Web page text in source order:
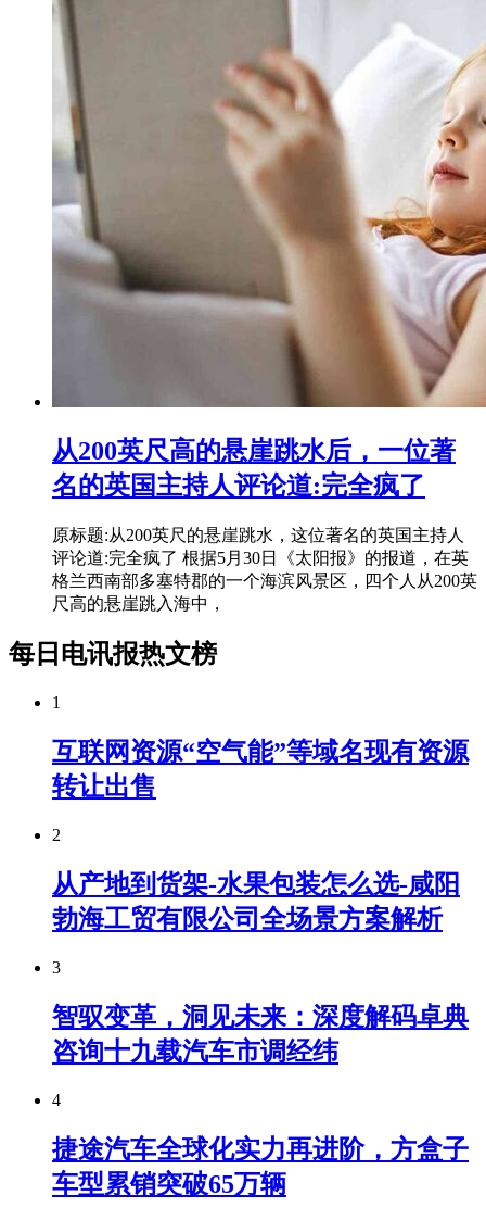
从200英尺高的悬崖跳水后，一位著
名的英国主持人评论道:完全疯了
原标题:从200英尺的悬崖跳水，这位著名的英国主持人
评论道:完全疯了 根据5月30日《太阳报》的报道，在英
格兰西南部多塞特郡的一个海滨风景区，四个人从200英
尺高的悬崖跳入海中，
每日电讯报热文榜
1
互联网资源“空气能”等域名现有资源
转让出售
2
从产地到货架-水果包装怎么选-咸阳
勃海工贸有限公司全场景方案解析
3
智驭变革，洞见未来：深度解码卓典
咨询十九载汽车市调经纬
4
捷途汽车全球化实力再进阶，方盒子
车型累销突破65万辆